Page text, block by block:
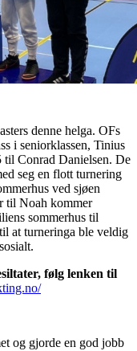
denne helga. OFs
i seniorklassen, Tinius
til Conrad Danielsen. De
seg en flott turnering
ved sjøen
til Noah kommer
sommerhus til
at turneringa ble veldig
følg lenken til
og gjorde en god jobb